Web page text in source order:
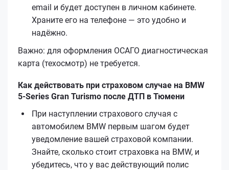
email и будет доступен в личном кабинете.
Храните его на телефоне — это удобно и
надёжно.
Важно: для оформления ОСАГО диагностическая
карта (техосмотр) не требуется.
Как действовать при страховом случае на BMW
5-Series Gran Turismo после ДТП в Тюмени
При наступлении страхового случая с
автомобилем BMW первым шагом будет
уведомление вашей страховой компании.
Знайте, сколько стоит страховка на BMW, и
убедитесь, что у вас действующий полис